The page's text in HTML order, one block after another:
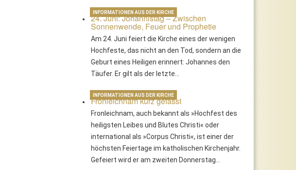
24. Juni: Johannistag – Zwischen
Sonnenwende, Feuer und Prophetie
Am 24. Juni feiert die Kirche eines der wenigen
Hochfeste, das nicht an den Tod, sondern an die
Geburt eines Heiligen erinnert: Johannes den
Täufer. Er gilt als der letzte…
INFORMATIONEN AUS DER KIRCHE
Fronleichnam kurz gefasst
Fronleichnam, auch bekannt als »Hochfest des
heiligsten Leibes und Blutes Christi« oder
international als »Corpus Christi«, ist einer der
höchsten Feiertage im katholischen Kirchenjahr.
Gefeiert wird er am zweiten Donnerstag…
INFORMATIONEN AUS DER KIRCHE